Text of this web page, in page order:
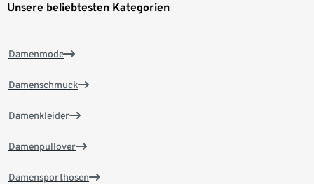
Unsere beliebtesten Kategorien
Damenmode
Damenschmuck
Damenkleider
Damenpullover
Damensporthosen